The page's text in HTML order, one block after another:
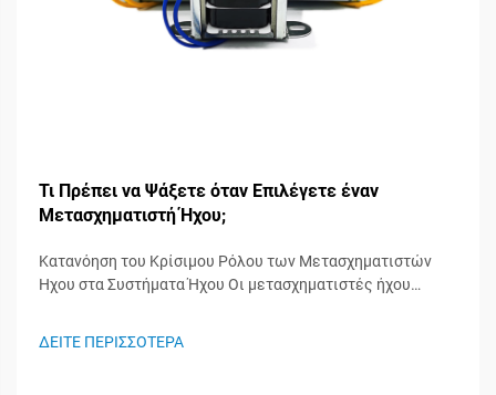
Τι Πρέπει να Ψάξετε όταν Επιλέγετε έναν
Μετασχηματιστή Ήχου;
Κατανόηση του Κρίσιμου Ρόλου των Μετασχηματιστών
Ήχου στα Συστήματα Ήχου Οι μετασχηματιστές ήχου
ακεραιότητας του σήματος και στη διασφάλιση της
ΔΕΙΤΕ ΠΕΡΙΣΣΟΤΕΡΑ